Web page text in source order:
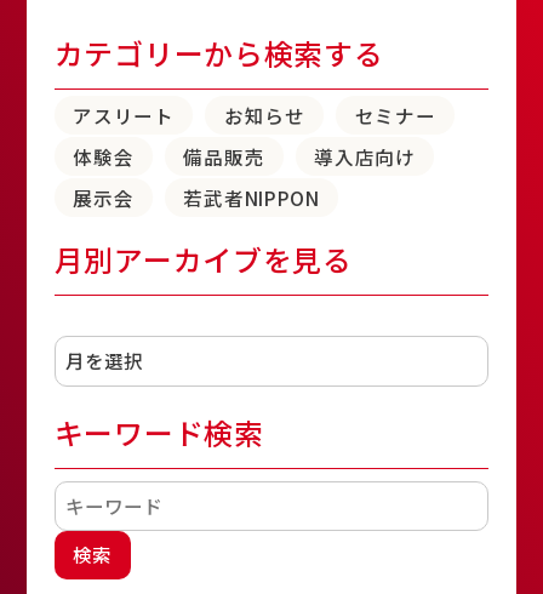
カテゴリーから検索する
アスリート お知らせ
セミナー
体験会
備品販売
導入店向け
展示会
若武者NIPPON
月別アーカイブを見る
キーワード検索
検索